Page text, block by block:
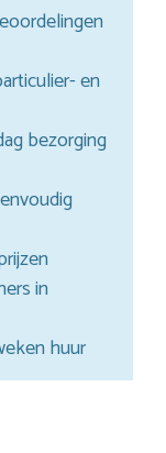
en
bezorging
in
huur